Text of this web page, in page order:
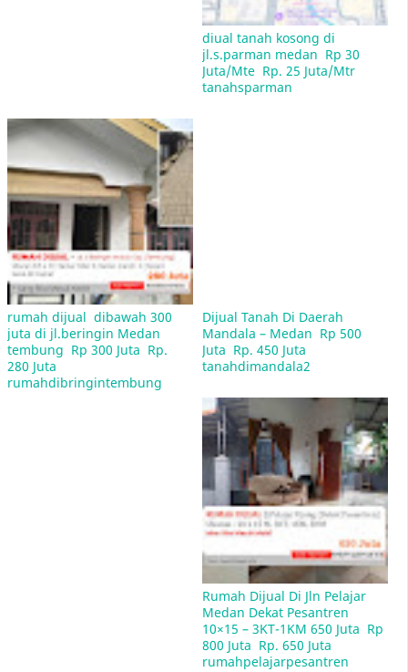
Rumah DP 1 Juta Cicilan 800 Rb Bagaimana
Maksudnya?
HATI-HATI, Jika anda Pemilik Tanah/Rumah Anda
Harus Perhatikan Hal ini.
4 Sertifikat Tanah Keluarga Nirina Zubir di Blokir
Tempat Les Bimbel dan Les Bahasa Mandarin
Dan Les Bahasa Inggris di daerah pancing aksara
diual tanah kosong di
jl.s.parman medan  Rp 30
Juta/Mte  Rp. 25 Juta/Mtr
tanahsparman
rumah dijual  dibawah 300
juta di jl.beringin Medan
tembung  Rp 300 Juta  Rp.
280 Juta
rumahdibringintembung
Dijual Tanah Di Daerah
Mandala – Medan  Rp 500
Juta  Rp. 450 Juta
tanahdimandala2
Rumah Dijual Di Jln Pelajar
Medan Dekat Pesantren
10×15 – 3KT-1KM 650 Juta  Rp
800 Juta  Rp. 650 Juta
rumahpelajarpesantren